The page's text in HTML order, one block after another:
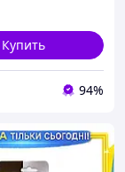
Купить
94%